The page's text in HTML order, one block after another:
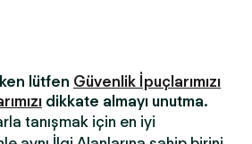
lütfen Güvenlik İpuçlarımızı
dikkate almayı unutma.
tanışmak için en iyi